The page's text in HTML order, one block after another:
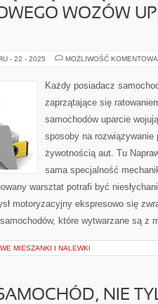
WOZÓW
- 22 - 2025 MOŻLIWOŚĆ
Każdy posiadacz
zaprzątające się
samochodów uparcie
sposoby na rozwiązywanie
żywotnością aut. Tu
sama specjalność
warsztat potrafi być
motoryzacyjny ekspresowo się
które wytwarzane są z
MIESZANKI I NALEWKI
NIE